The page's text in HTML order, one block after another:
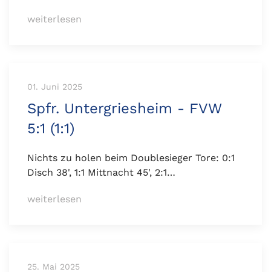
weiterlesen
01. Juni 2025
Spfr. Untergriesheim - FVW
5:1 (1:1)
Nichts zu holen beim Doublesieger Tore: 0:1
Disch 38', 1:1 Mittnacht 45', 2:1…
weiterlesen
25. Mai 2025